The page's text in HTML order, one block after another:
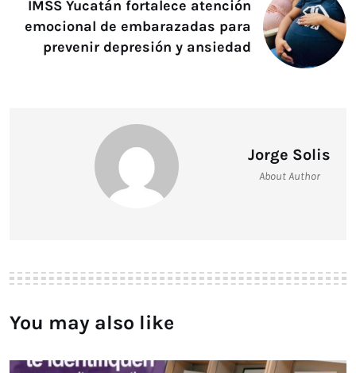
IMSS Yucatán fortalece atención
emocional de embarazadas para
prevenir depresión y ansiedad
Jorge Solis
About Author
You may also like